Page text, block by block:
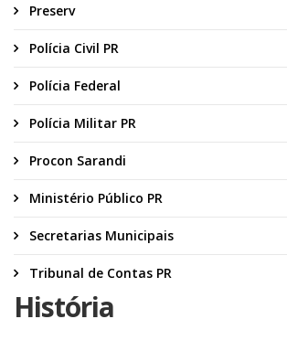
Preserv
Polícia Civil PR
Polícia Federal
Polícia Militar PR
Procon Sarandi
Ministério Público PR
Secretarias Municipais
Tribunal de Contas PR
História